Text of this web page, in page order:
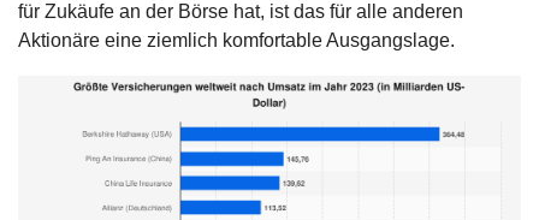
für Zukäufe an der Börse hat, ist das für alle anderen
Aktionäre eine ziemlich komfortable Ausgangslage.